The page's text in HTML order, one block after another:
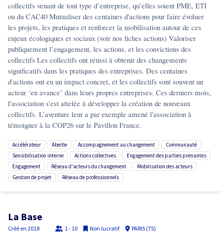
collectifs venant de tout type d’entreprise, qu’elles soient PME, ETI
ou du CAC40 Mutualiser des centaines d'actions pour faire évoluer
les projets, les pratiques et renforcer la mobilisation autour de ces
enjeux écologiques et sociaux (voir nos fiches actions) Valoriser
publiquement l’engagement, les actions, et les convictions des
collectifs Les collectifs ont réussi à obtenir des changements
significatifs dans les pratiques des entreprises. Des centaines
d'actions ont eu un impact concret, et les collectifs sont souvent un
acteur ‘en avance’ dans leurs propres entreprises. Ces derniers mois,
l'association s'est attelée à développer la création de nouveaux
collectifs. L’aventure leur a par exemple amené l'association à
témoigner à la COP26 sur le Pavillon France.
accélérateur abeille accompagnement au changement
communauté
sensibilisation interne
actions collectives
engagement des parties prenantes
engagement
réseau d'acteurs du changement
mobilisation des acteurs
gestion de projet
réseau de professionnels
La Base
Créé en 2018 1 - 10 Non lucratif
PARIS (75)